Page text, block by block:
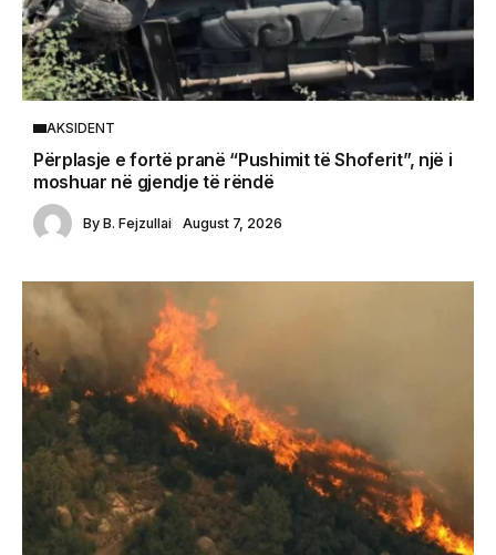
AKSIDENT
Përplasje e fortë pranë “Pushimit të Shoferit”, një i
moshuar në gjendje të rëndë
By B. Fejzullai August 7, 2026